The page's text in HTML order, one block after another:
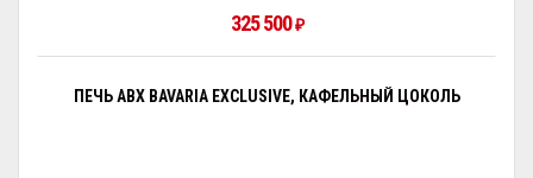
325 500₽
ПЕЧЬ ABX BAVARIA EXCLUSIVE, КАФЕЛЬНЫЙ ЦОКОЛЬ